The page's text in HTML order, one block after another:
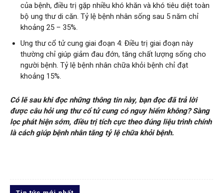
của bệnh, điều trị gặp nhiều khó khăn và khó tiêu diệt toàn
bộ ung thư di căn. Tỷ lệ bệnh nhân sống sau 5 năm chỉ
khoảng 25 – 35%.
Ung thư cổ tử cung giai đoạn 4: Điều trị giai đoạn này
thường chỉ giúp giảm đau đớn, tăng chất lượng sống cho
người bệnh. Tỷ lệ bệnh nhân chữa khỏi bệnh chỉ đạt
khoảng 15%.
Có lẽ sau khi đọc những thông tin này, bạn đọc đã trả lời
được câu hỏi ung thư cổ tử cung có nguy hiểm không? Sàng
lọc phát hiện sớm, điều trị tích cực theo đúng liệu trình chính
là cách giúp bệnh nhân tăng tỷ lệ chữa khỏi bệnh.